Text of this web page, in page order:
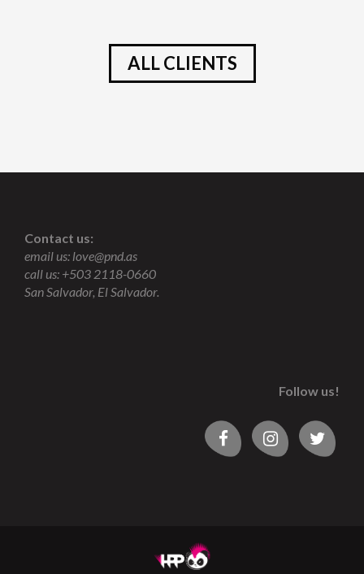
ALL CLIENTS
Contact us:
email us: love@pnd.as
call us: +503 2118-0660
San Salvador, El Salvador.
Follow us!